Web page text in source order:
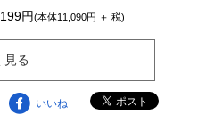
円(本体11,090円 ＋ 税)
見る
いいね